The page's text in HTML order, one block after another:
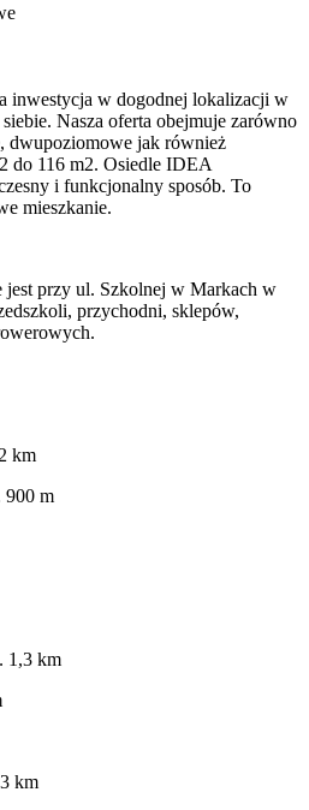
inwestycja w dogodnej lokalizacji w
Nasza oferta obejmuje zarówno
dwupoziomowe jak również
do 116 m2. Osiedle IDEA
i funkcjonalny sposób. To
mieszkanie.
przy ul. Szkolnej w Markach w
przychodni, sklepów,
km
900 m
1,3 km
km